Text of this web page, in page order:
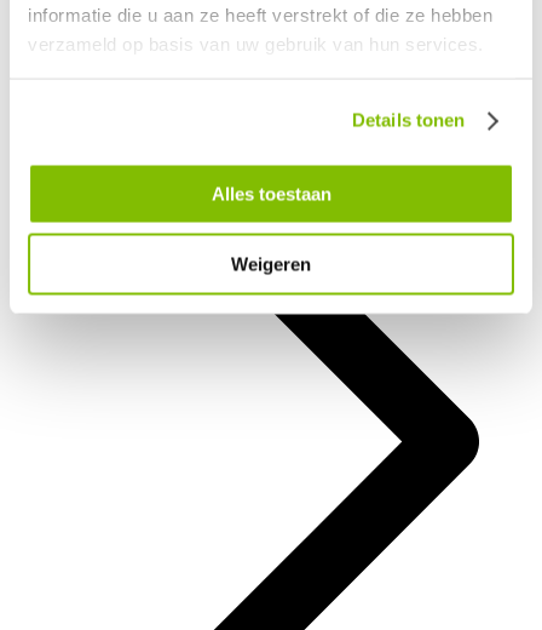
informatie die u aan ze heeft verstrekt of die ze hebben
verzameld op basis van uw gebruik van hun services.
Details tonen
Alles toestaan
Weigeren